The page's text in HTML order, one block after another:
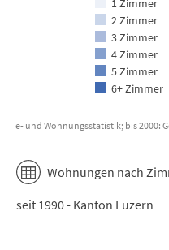
1 Zimmer
2 Zimmer
3 Zimmer
4 Zimmer
5 Zimmer
6+ Zimmer
und Wohnungsstatistik; bis 2000:
Wohnungen nach
seit 1990 - Kanton Luzern